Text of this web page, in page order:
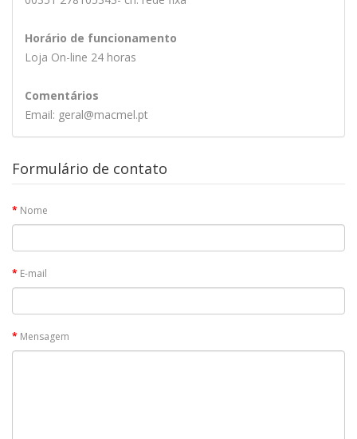
Horário de funcionamento
Loja On-line 24 horas
Comentários
Email: geral@macmel.pt
Formulário de contato
Nome
E-mail
Mensagem